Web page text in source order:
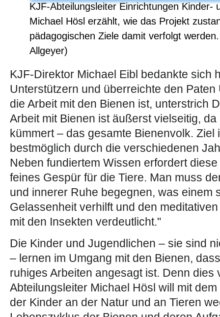
KJF-Abteilungsleiter Einrichtungen Kinder-
Michael Hösl erzählt, wie das Projekt
pädagogischen Ziele damit verfolgt
Allgeyer)
KJF-Direktor Michael Eibl bedankte sich
Unterstützern und überreichte den
die Arbeit mit den Bienen ist, unterstrich
Arbeit mit Bienen ist äußerst vielseitig, da
kümmert – das gesamte Bienenvolk. Ziel
bestmöglich durch die verschiedenen
Neben fundiertem Wissen erfordert
feines Gespür für die Tiere. Man muss
und innerer Ruhe begegnen, was einem
Gelassenheit verhilft und den
mit den Insekten verdeutlicht."
Die Kinder und Jugendlichen – sie sind
– lernen im Umgang mit den Bienen,
ruhiges Arbeiten angesagt ist. Denn dies
Abteilungsleiter Michael Hösl will mit
der Kinder an der Natur und an Tieren